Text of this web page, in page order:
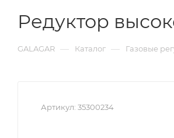
Редуктор
GALAGAR — Каталог — Газовые
Артикул: 35300234